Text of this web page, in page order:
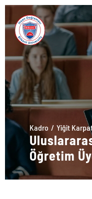
Kadro Yiğit
Öğretim